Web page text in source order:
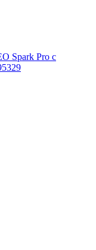
Spark Pro с